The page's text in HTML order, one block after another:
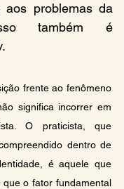
aos problemas da
também é
.
frente ao fenômeno
significa incorrer em
O praticista, que
dentro de
é aquele que
o fator fundamental